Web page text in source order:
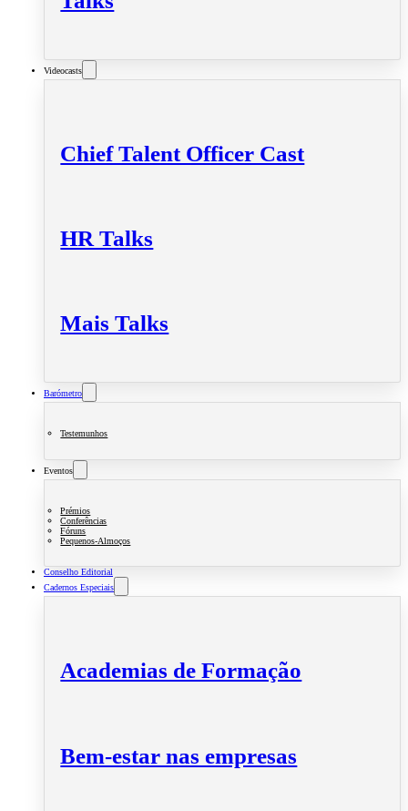
Videocasts
Chief Talent Officer Cast
HR Talks
Mais Talks
Barómetro
Testemunhos
Eventos
Prémios
Conferências
Fóruns
Pequenos-Almoços
Conselho Editorial
Cadernos Especiais
Academias de Formação
Bem-estar nas empresas